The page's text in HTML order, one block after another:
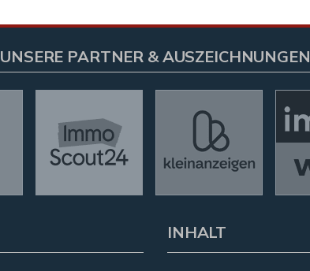
UNSERE PARTNER & AUSZEICHNUNGEN
INHALT